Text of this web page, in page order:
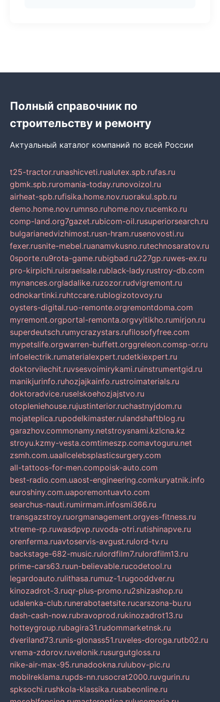
Полный справочник по
строительству и ремонту
Актуальный каталог компаний по всей России
t25-tractor.runashicveti.rualutex.spb.rufas.ru
gbmk.spb.ruromania-today.runovoizol.ru
airheat-spb.rufisika.home.nov.ruorakul.spb.ru
demo.home.nov.rumnso.ruhome.nov.rucemko.ru
comp-land.org7gazet.rubicom-oil.rusuperiorsearch.ru
bulgarianedvizhimost.rusn-hram.rusenovosti.ru
fexer.rusnite-mebel.ruanamvkusno.rutechnosaratov.ru
0sporte.ru9rota-game.rubigbad.ru227gp.ruwes-ex.ru
pro-kirpichi.ruisraelsale.rublack-lady.rustroy-db.com
mynances.orgladalike.ruzozor.rudvigremont.ru
odnokartinki.ruhtccare.rublogizotovoy.ru
oysters-digital.ruo-remonte.orgremontdoma.com
myremont.orgportal-remonta.orgvyitikho.rumirjon.ru
superdeutsch.rumycrazystars.rufilosofyfree.com
mypetslife.orgwarren-buffett.orggreleon.comsp-or.ru
infoelectrik.rumaterialexpert.rudetkiexpert.ru
doktorvilechit.ruvsesvoimirykami.ruinstrumentgid.ru
manikjurinfo.ruhozjajkainfo.rustroimaterials.ru
doktoradvice.ruselskoehozjajstvo.ru
otopleniehouse.rujustinterior.ruchastnyjdom.ru
mojateplica.rupodelkimaster.rulandshaftblog.ru
garazhov.commonamy.netstroysnami.kzlcna.kz
stroyu.kzmy-vesta.comtimeszp.comavtoguru.net
zsmh.com.uaallcelebsplasticsurgery.com
all-tattoos-for-men.compoisk-auto.com
best-radio.com.uaost-engineering.comkuryatnik.info
euroshiny.com.uaporemontuavto.com
searchus-nauti.rumirmam.infosmi366.ru
transgazstroy.ruorgmanagement.orgyes-fitness.ru
xtreme-rp.ruwasdpvp.ruvoda-otri.rutishinapve.ru
orenferma.ruavtoservis-avgust.rulord-tv.ru
backstage-682-music.rulordfilm7.rulordfilm13.ru
prime-cars63.ruun-believable.rucodetool.ru
legardoauto.rulithasa.rumuz-1.rugooddver.ru
kinozadrot-3.ruqr-plus-promo.ru2shizashop.ru
udalenka-club.runerabotaetsite.rucarszona-bu.ru
dash-cash-now.rubravoprod.rukinozadrot13.ru
hotteygroup.rubagira31.rudommarketnsk.ru
dveriland73.runis-glonass51.ruveles-doroga.rutb02.ru
vrema-zdorov.ruvelonik.rusurgutgloss.ru
nike-air-max-95.runadookna.rulubov-pic.ru
mobilreklama.rupds-nn.rusocrat2000.ruvgurin.ru
spksochi.rushkola-klassika.rusabeonline.ru